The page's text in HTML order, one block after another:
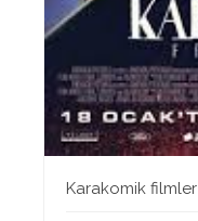
Karakomik